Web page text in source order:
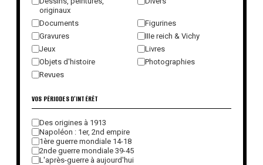
originaux
Documents
Figurines
Gravures
IIIe reich & Vichy
Jeux
Livres
Objets d'histoire
Photographies
Revues
VOS PÉRIODES D'INTÉRÊT
Des origines à 1913
Napoléon : 1er, 2nd empire
1ère guerre mondiale 14-18
2nde guerre mondiale 39-45
L'après-guerre à aujourd'hui